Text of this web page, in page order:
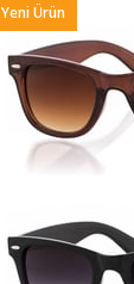
Yeni Ürün